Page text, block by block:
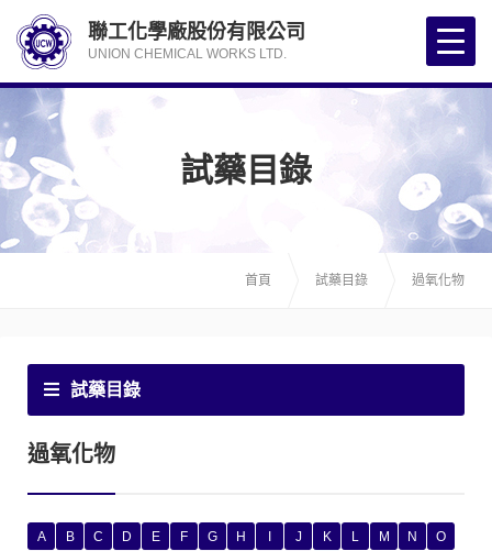
試藥目錄
首頁 試藥目錄 過氧化物
試藥目錄
過氧化物
A B C D E F G H J K L M N
O
聯工化學廠股份有限公司
UNION CHEMICAL WORKS LTD.